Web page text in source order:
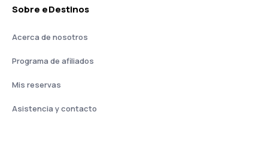
Sobre eDestinos
Acerca de nosotros
Programa de afiliados
Mis reservas
Asistencia y contacto